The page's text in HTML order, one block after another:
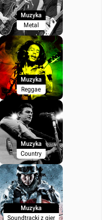
Muzyka
Metal
Muzyka
Reggae
Muzyka
Country
Muzyka
Soundtracki z gier